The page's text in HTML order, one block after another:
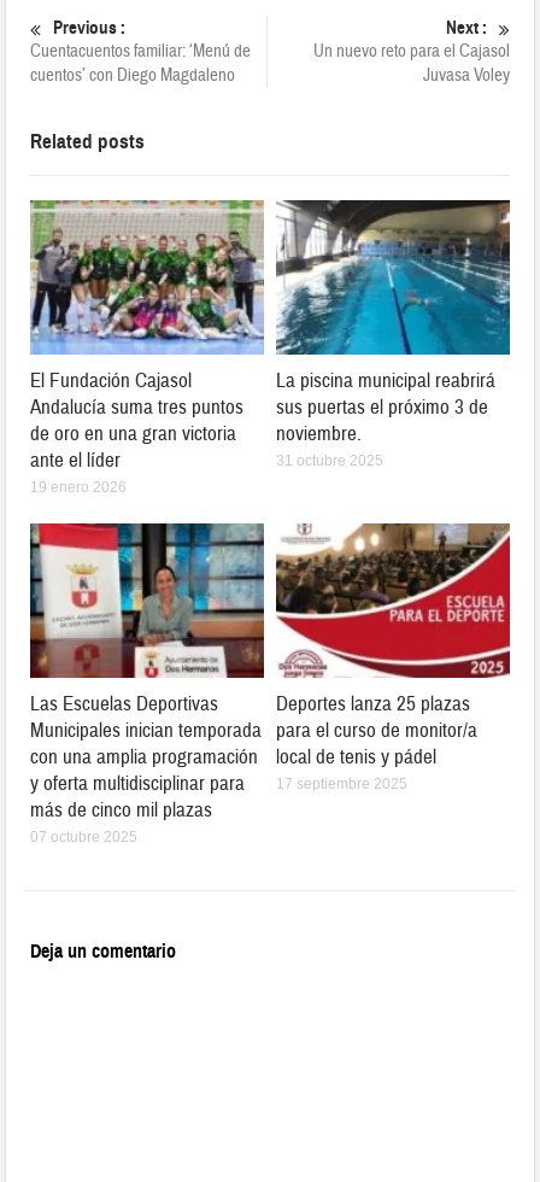
Previous :
Cuentacuentos familiar: ‘Menú de
cuentos’ con Diego Magdaleno
Next :
Un nuevo reto para el Cajasol
Juvasa Voley
Related posts
El Fundación Cajasol
Andalucía suma tres puntos
de oro en una gran victoria
ante el líder
19 enero 2026
La piscina municipal reabrirá
sus puertas el próximo 3 de
noviembre.
31 octubre 2025
Las Escuelas Deportivas
Municipales inician temporada
con una amplia programación
y oferta multidisciplinar para
más de cinco mil plazas
07 octubre 2025
Deportes lanza 25 plazas
para el curso de monitor/a
local de tenis y pádel
17 septiembre 2025
Deja un comentario